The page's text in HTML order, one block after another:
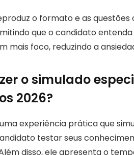
o formato e as
que o candidato
mais foco, reduzindo a
o simulado
2026?
experiência prática que
testar seus
disso, ele apresenta o